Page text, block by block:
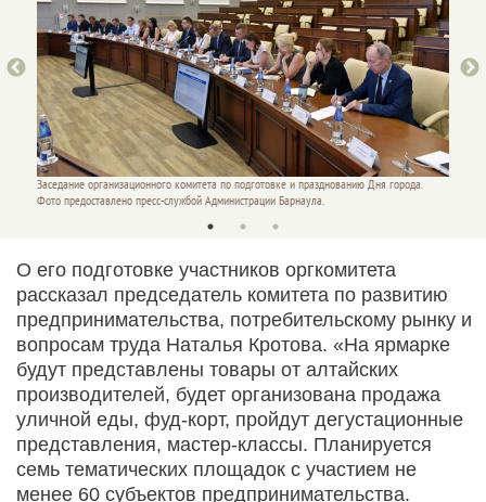
Заседание организационного комитета по подготовке и празднованию Дня города.
Фото предоставлено пресс-службой Администрации Барнаула.
О его подготовке участников оргкомитета
рассказал председатель комитета по развитию
предпринимательства, потребительскому рынку и
вопросам труда Наталья Кротова. «На ярмарке
будут представлены товары от алтайских
производителей, будет организована продажа
уличной еды, фуд-корт, пройдут дегустационные
представления, мастер-классы. Планируется
семь тематических площадок с участием не
менее 60 субъектов предпринимательства.